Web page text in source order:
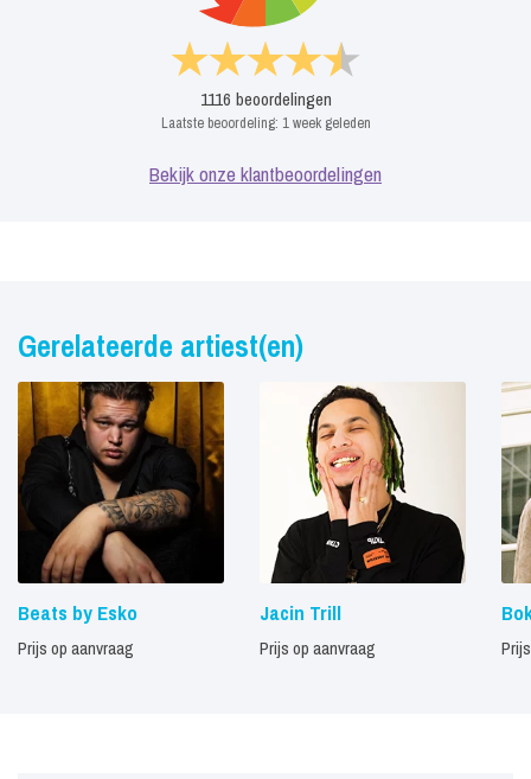
1116 beoordelingen
Laatste beoordeling: 1 week geleden
Bekijk onze klantbeoordelingen
Gerelateerde artiest(en)
Beats by Esko
Prijs op aanvraag
Jacin Trill
Prijs op aanvraag